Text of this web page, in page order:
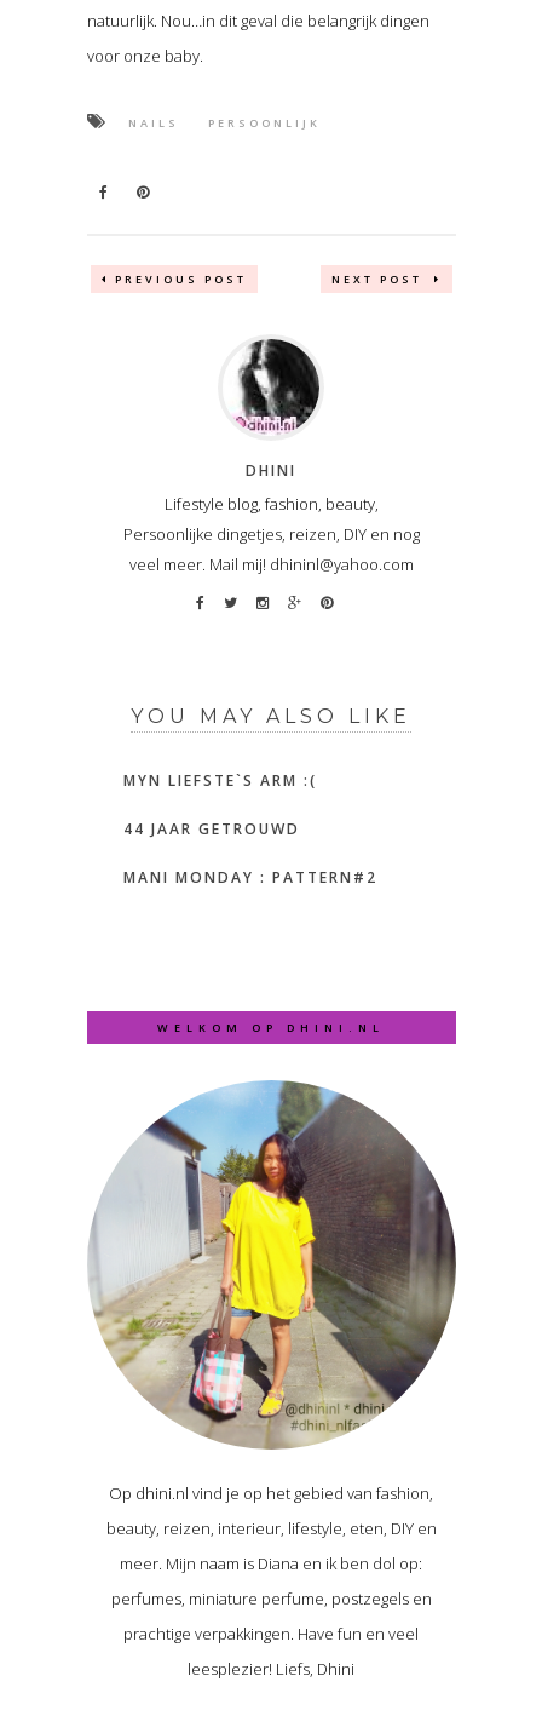
natuurlijk. Nou…in dit geval die belangrijk dingen
voor onze baby.
NAILS PERSOONLIJK
PREVIOUS POST NEXT POST
DHINI
Lifestyle blog, fashion, beauty,
Persoonlijke dingetjes, reizen, DIY en nog
veel meer. Mail mij! dhininl@yahoo.com
YOU MAY ALSO LIKE
MYN LIEFSTE`S ARM :(
44 JAAR GETROUWD
MANI MONDAY : PATTERN#2
WELKOM OP DHINI.NL
Op dhini.nl vind je op het gebied van fashion,
beauty, reizen, interieur, lifestyle, eten, DIY en
meer. Mijn naam is Diana en ik ben dol op:
perfumes, miniature perfume, postzegels en
prachtige verpakkingen. Have fun en veel
leesplezier! Liefs, Dhini